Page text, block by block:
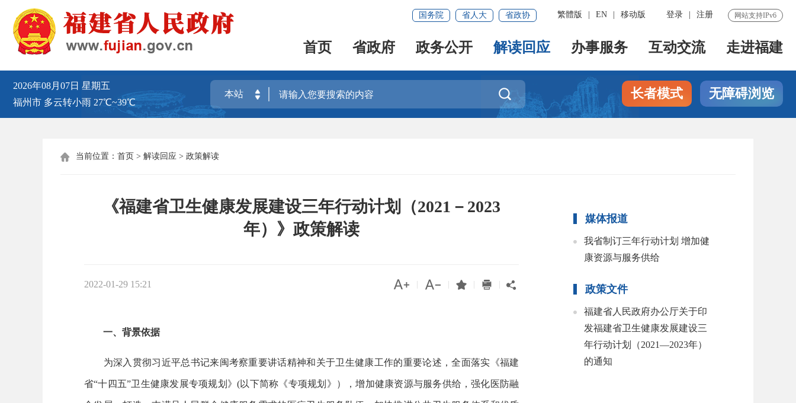
网站支持IPv6
登录 注册
繁體版 EN 移动版
国务院 省人大 省政协
首页 省政府 政务公开 解读回应 办事服务 互动交流 走进福建
2026年08月07日 星期五
福州市 多云转小雨 27℃~39℃
 长者模式 无障碍浏览
 当前位置： 首页 > 解读回应 > 政策解读
《福建省卫生健康发展建设三年行动计划（2021－2023
年）》政策解读
2022-01-29 15:21     
一、背景依据
为深入贯彻习近平总书记来闽考察重要讲话精神和关于卫生健康工作的重要论述，全面落实《福建
省“十四五”卫生健康发展专项规划》(以下简称《专项规划》），增加健康资源与服务供给，强化医防融
媒体报道
我省制订三年行动计划 增加健
康资源与服务供给
政策文件
福建省人民政府办公厅关于印
发福建省卫生健康发展建设三
年行动计划（2021—2023年）
的通知